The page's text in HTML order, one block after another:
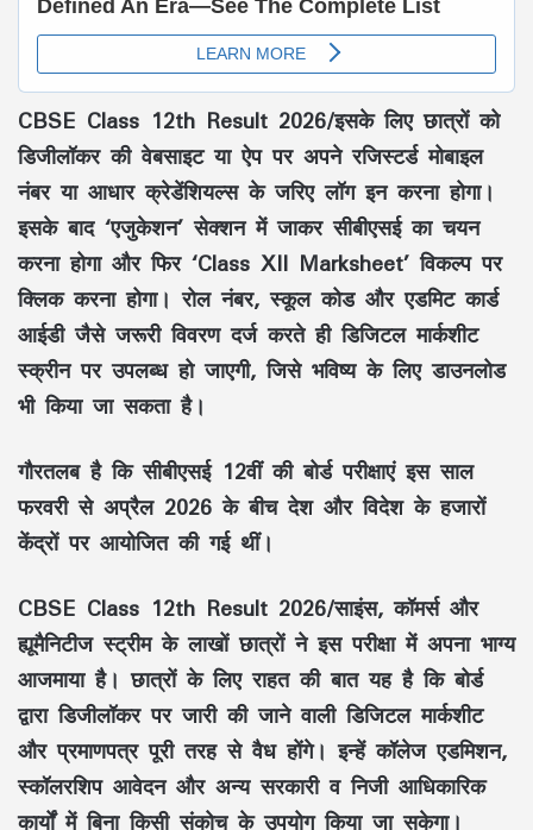
CBSE Class 12th Result 2026/इसके लिए छात्रों को
डिजीलॉकर की वेबसाइट या ऐप पर अपने रजिस्टर्ड मोबाइल
नंबर या आधार क्रेडेंशियल्स के जरिए लॉग इन करना होगा।
इसके बाद ‘एजुकेशन’ सेक्शन में जाकर सीबीएसई का चयन
करना होगा और फिर ‘Class XII Marksheet’ विकल्प पर
क्लिक करना होगा। रोल नंबर, स्कूल कोड और एडमिट कार्ड
आईडी जैसे जरूरी विवरण दर्ज करते ही डिजिटल मार्कशीट
स्क्रीन पर उपलब्ध हो जाएगी, जिसे भविष्य के लिए डाउनलोड
भी किया जा सकता है।
गौरतलब है कि सीबीएसई 12वीं की बोर्ड परीक्षाएं इस साल
फरवरी से अप्रैल 2026 के बीच देश और विदेश के हजारों
केंद्रों पर आयोजित की गई थीं।
CBSE Class 12th Result 2026/साइंस, कॉमर्स और
ह्यूमैनिटीज स्ट्रीम के लाखों छात्रों ने इस परीक्षा में अपना भाग्य
आजमाया है। छात्रों के लिए राहत की बात यह है कि बोर्ड
द्वारा डिजीलॉकर पर जारी की जाने वाली डिजिटल मार्कशीट
और प्रमाणपत्र पूरी तरह से वैध होंगे। इन्हें कॉलेज एडमिशन,
स्कॉलरशिप आवेदन और अन्य सरकारी व निजी आधिकारिक